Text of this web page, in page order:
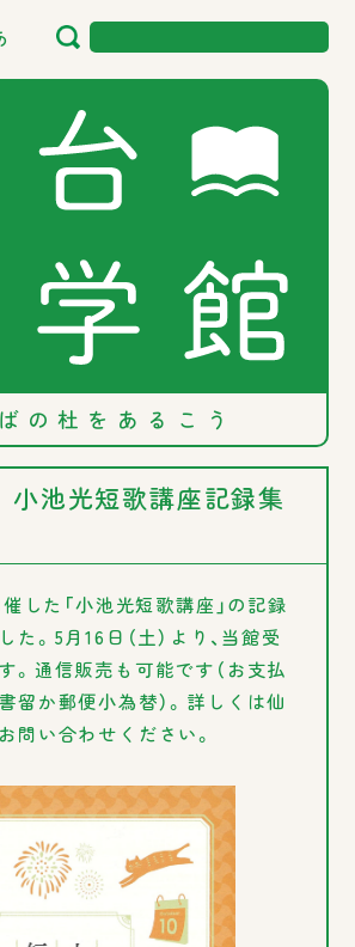
の 杜を あるこう
池光短歌講座記録集
した「小池光短歌講座」の記録
。5月16日（土）より、当館受
。通信販売も可能です（お支払
留か郵便小為替）。詳しくは仙
問い合わせください。